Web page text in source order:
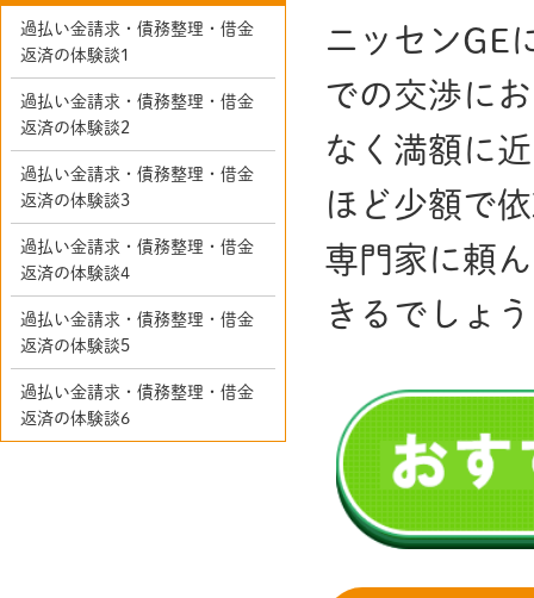
ニッセンGE
での交渉に
なく満額に
ほど少額で
専門家に頼
きるでしょ
過払い金請求・債務整理・借金
返済の体験談1
過払い金請求・債務整理・借金
返済の体験談2
過払い金請求・債務整理・借金
返済の体験談3
過払い金請求・債務整理・借金
返済の体験談4
過払い金請求・債務整理・借金
返済の体験談5
過払い金請求・債務整理・借金
返済の体験談6